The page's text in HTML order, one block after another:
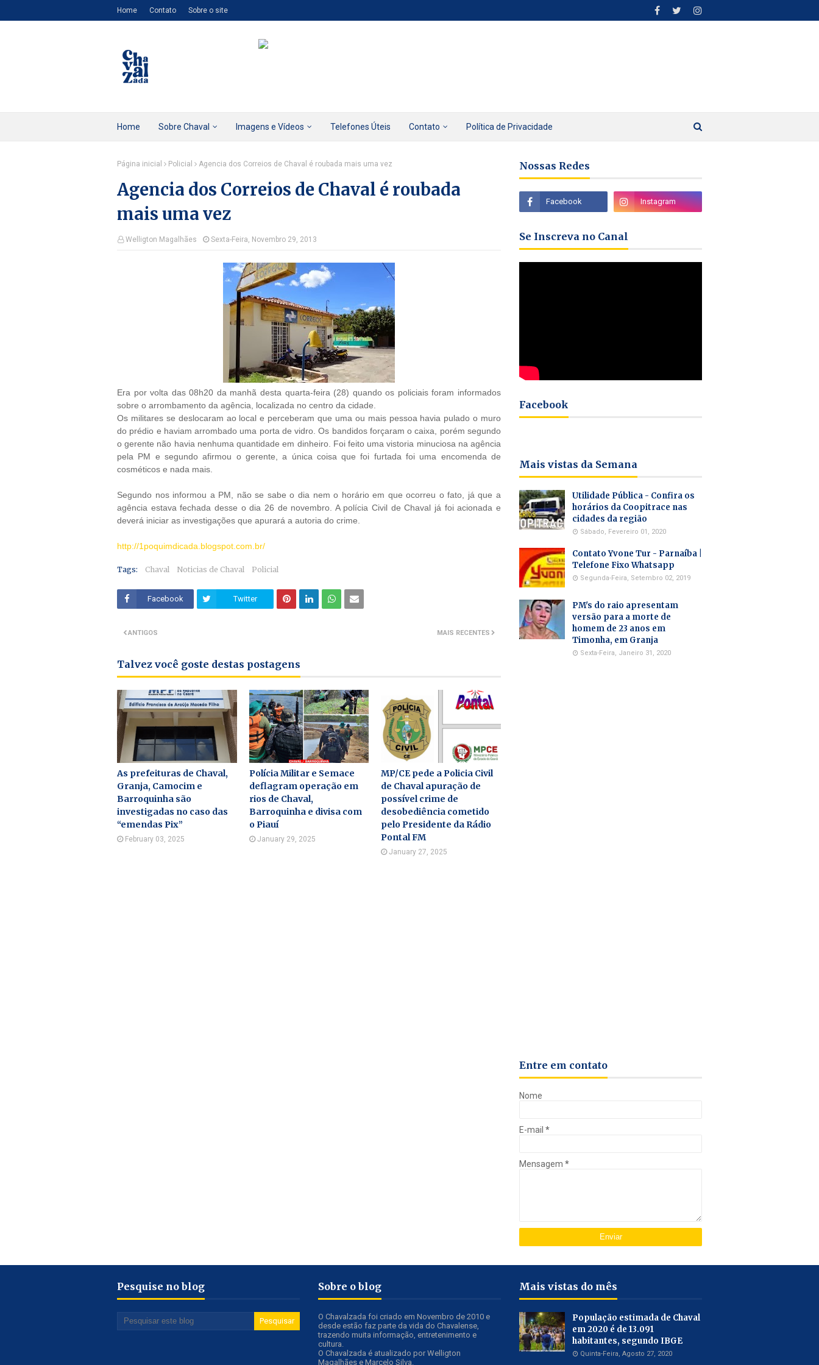
Home Contato Sobre o site
Home Sobre Chaval Imagens e Vídeos Telefones Úteis Contato Política de Privacidade
Página inicial Policial Agencia dos Correios de Chaval é roubada mais uma vez
Agencia dos Correios de Chaval é roubada
mais uma vez
Welligton Magalhães Sexta-Feira, Novembro 29, 2013
Era por volta das 08h20 da manhã desta quarta-feira (28) quando os policiais foram informados
sobre o arrombamento da agência, localizada no centro da cidade.
Os militares se deslocaram ao local e perceberam que uma ou mais pessoa havia pulado o muro
do prédio e haviam arrombado uma porta de vidro. Os bandidos forçaram o caixa, porém segundo
o gerente não havia nenhuma quantidade em dinheiro. Foi feito uma vistoria minuciosa na agência
pela PM e segundo afirmou o gerente, a única coisa que foi furtada foi uma encomenda de
cosméticos e nada mais.
Segundo nos informou a PM, não se sabe o dia nem o horário em que ocorreu o fato, já que a
agência estava fechada desse o dia 26 de novembro. A polícia Civil de Chaval já foi acionada e
deverá iniciar as investigações que apurará a autoria do crime.
http://1poquimdicada.blogspot.com.br/
Tags: Chaval Noticias de Chaval Policial
Facebook Twitter
MAIS RECENTES
ANTIGOS
Talvez você goste destas postagens
As prefeituras de Chaval,
Granja, Camocim e
Barroquinha são
investigadas no caso das
“emendas Pix”
February 03, 2025
Polícia Militar e Semace
deflagram operação em
rios de Chaval,
Barroquinha e divisa com
o Piauí
January 29, 2025
MP/CE pede a Policia Civil
de Chaval apuração de
possível crime de
desobediência cometido
pelo Presidente da Rádio
Pontal FM
January 27, 2025
Nossas Redes
Se Inscreva no Canal
Facebook
Mais vistas da Semana
Utilidade Pública - Confira os
horários da Coopitrace nas
cidades da região
Sábado, Fevereiro 01, 2020
Contato Yvone Tur - Parnaíba |
Telefone Fixo Whatsapp
Segunda-Feira, Setembro 02, 2019
PM's do raio apresentam
versão para a morte de
homem de 23 anos em
Timonha, em Granja
Sexta-Feira, Janeiro 31, 2020
Entre em contato
Nome
E-mail *
Mensagem *
Pesquise no blog Sobre o blog
O Chavalzada foi criado em Novembro de 2010 e
desde estão faz parte da vida do Chavalense,
trazendo muita informação, entretenimento e
cultura.
O Chavalzada é atualizado por Welligton
Magalhães e Marcelo Silva.
Mais vistas do mês
População estimada de Chaval
em 2020 é de 13.091
habitantes, segundo IBGE
Quinta-Feira, Agosto 27, 2020